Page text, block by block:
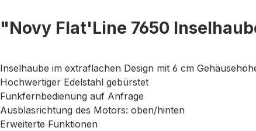
"Novy Flat'Line 7650
Inselhaube im extraflachen Design mit 6 cm
Hochwertiger Edelstahl gebürstet
Funkfernbedienung auf Anfrage
Ausblasrichtung des Motors: oben/hinten
Erweiterte Funktionen